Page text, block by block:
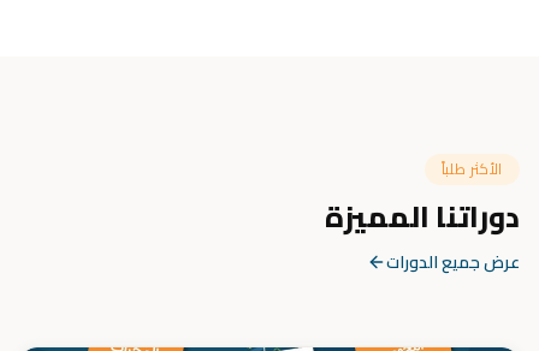
الأكثر طلباً
دوراتنا المميزة
عرض جميع الدورات